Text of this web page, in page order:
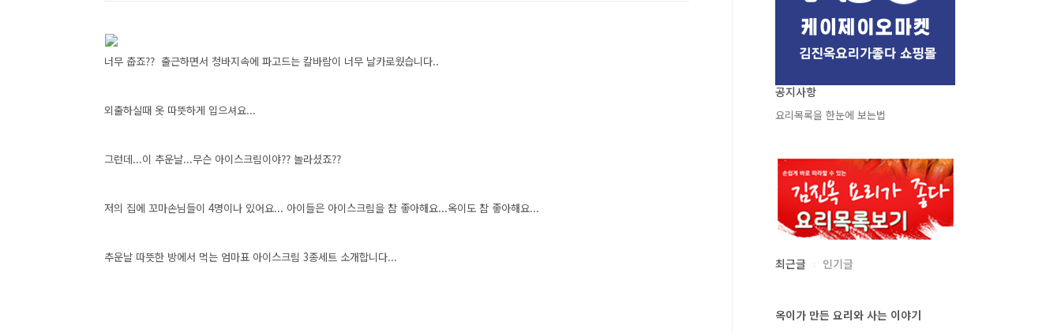
너무 춥죠?? 출근하면서 청바지속에 파고드는 칼바람이 너무 날카로웠습니다..
외출하실때 옷 따뜻하게 입으셔요...
그런데...이 추운날...무슨 아이스크림이야?? 놀라셨죠??
저의 집에 꼬마손님들이 4명이나 있어요... 아이들은 아이스크림을 참 좋아해요...옥이도 참 좋아해요...
추운날 따뜻한 방에서 먹는 엄마표 아이스크림 3종세트 소개합니다...
공지사항
요리목록을 한눈에 보는법
최근글 인기글
옥이가 만든 요리와 사는 이야기